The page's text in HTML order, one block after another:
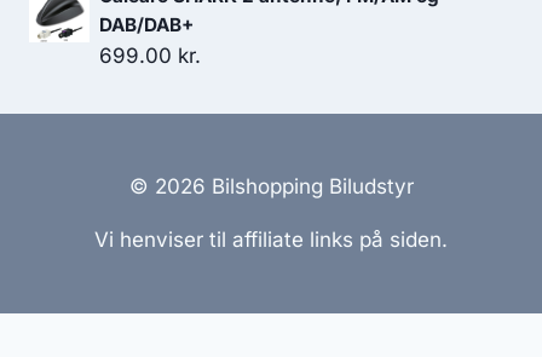
DAB/DAB+
699.00 kr.
© 2026 Bilshopping Biludstyr
Vi henviser til affiliate links på siden.